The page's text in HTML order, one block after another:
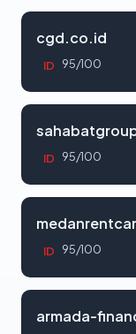
cgd.co.id
ID 95/100
ID 95/100
ID 95/100
armada-